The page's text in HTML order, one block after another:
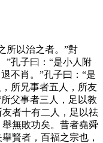
所以治之者。”對
”孔子曰：“是小人附
不肖。”孔子曰：“是
所兄事者五人，所友
父事者三人，足以教
者十有二人，足以祛
無敗功矣。昔者堯舜
賢者，百福之宗也，